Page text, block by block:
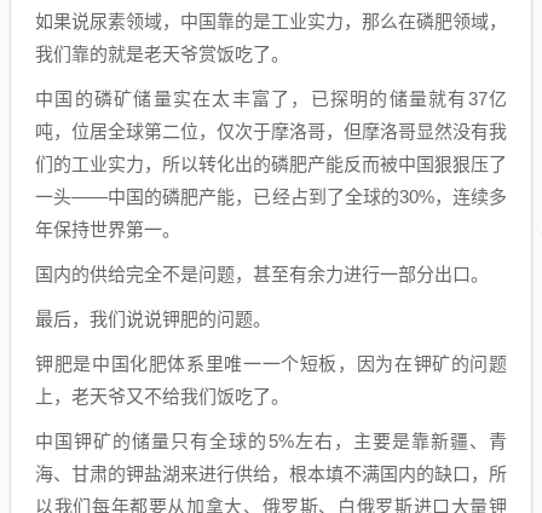
如果说尿素领域，中国靠的是工业实力，那么在磷肥领域，
我们靠的就是老天爷赏饭吃了。
中国的磷矿储量实在太丰富了，已探明的储量就有37亿
吨，位居全球第二位，仅次于摩洛哥，但摩洛哥显然没有我
们的工业实力，所以转化出的磷肥产能反而被中国狠狠压了
一头——中国的磷肥产能，已经占到了全球的30%，连续多
年保持世界第一。
国内的供给完全不是问题，甚至有余力进行一部分出口。
最后，我们说说钾肥的问题。
钾肥是中国化肥体系里唯一一个短板，因为在钾矿的问题
上，老天爷又不给我们饭吃了。
中国钾矿的储量只有全球的5%左右，主要是靠新疆、青
海、甘肃的钾盐湖来进行供给，根本填不满国内的缺口，所
以我们每年都要从加拿大、俄罗斯、白俄罗斯进口大量钾